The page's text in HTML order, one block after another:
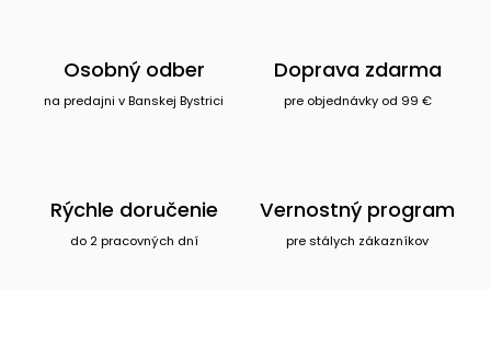
Osobný odber
na predajni v Banskej Bystrici
Doprava zdarma
pre objednávky od 99 €
Rýchle doručenie
do 2 pracovných dní
Vernostný program
pre stálych zákazníkov